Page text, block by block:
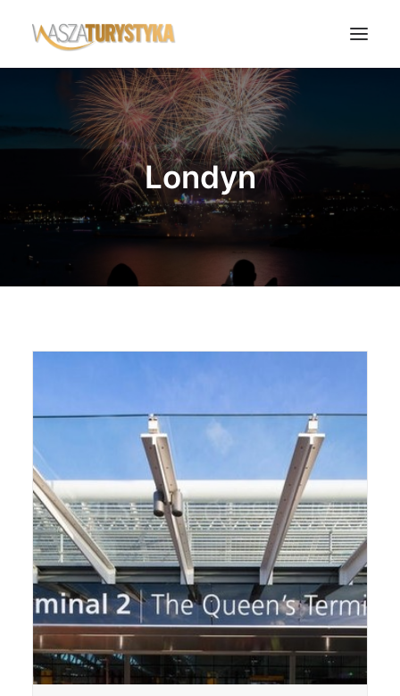
Księga wspomnień
Biura podróży
Noclegi
Polska
Świat
Wasze Podróże
Londyn